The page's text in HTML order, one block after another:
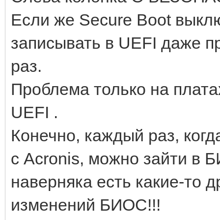
Если же Secure Boot
записывать в UEFI даже
раз.
Проблема только на
UEFI .
Конечно, каждый раз,
с Acronis, можно зайти в
наверняка есть какие-то
изменений БИОС!!!